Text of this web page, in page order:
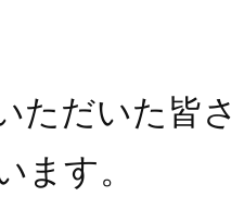
ただいた皆
ます。